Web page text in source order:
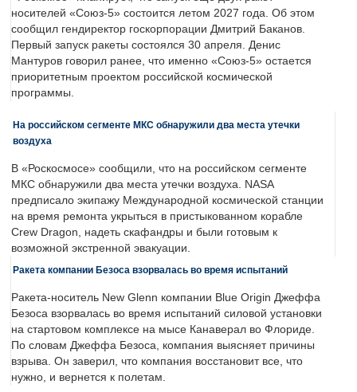
носителей «Союз-5» состоится летом 2027 года. Об этом
сообщил гендиректор госкорпорации Дмитрий Баканов.
Первый запуск ракеты состоялся 30 апреля. Денис
Мантуров говорил ранее, что именно «Союз-5» остается
приоритетным проектом российской космической
программы.
На российском сегменте МКС обнаружили два места утечки
воздуха
В «Роскосмосе» сообщили, что на российском сегменте
МКС обнаружили два места утечки воздуха. NASA
предписало экипажу Международной космической станции
на время ремонта укрыться в пристыкованном корабле
Crew Dragon, надеть скафандры и были готовым к
возможной экстренной эвакуации.
Ракета компании Безоса взорвалась во время испытаний
Ракета-носитель New Glenn компании Blue Origin Джеффа
Безоса взорвалась во время испытаний силовой установки
на стартовом комплексе на мысе Канаверал во Флориде.
По словам Джеффа Безоса, компания выясняет причины
взрыва. Он заверил, что компания восстановит все, что
нужно, и вернется к полетам.